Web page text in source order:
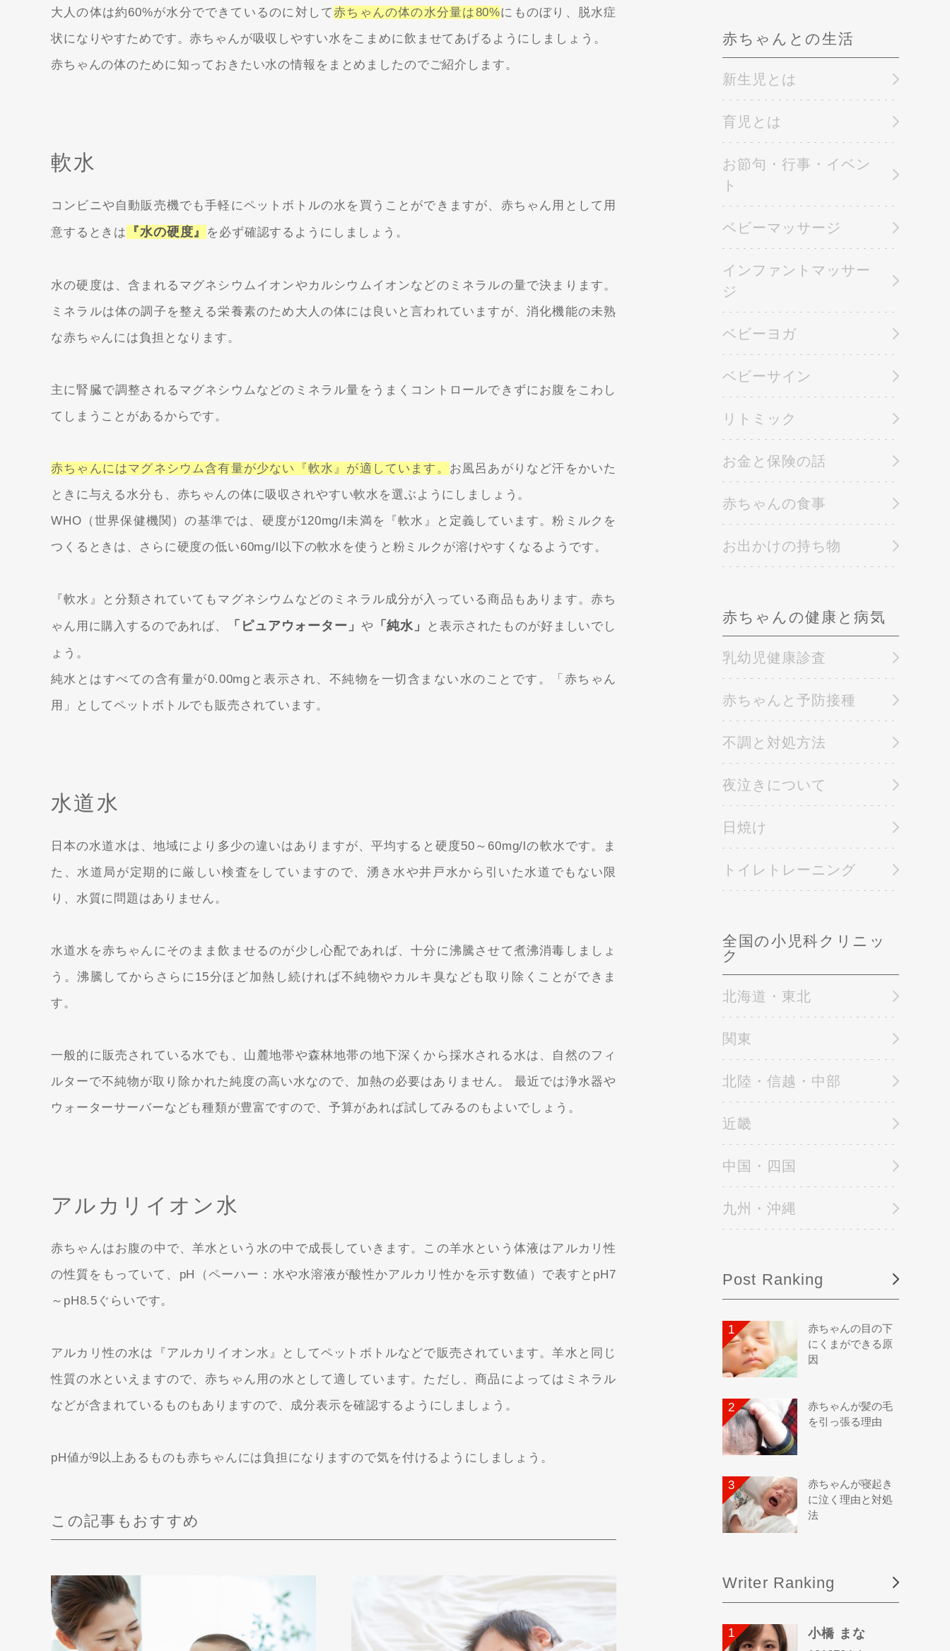
大人の体は約60%が水分でできているのに対して赤ちゃんの体の水分量は80%にものぼり、脱水症
状になりやすためです。赤ちゃんが吸収しやすい水をこまめに飲ませてあげるようにしましょう。
赤ちゃんの体のために知っておきたい水の情報をまとめましたのでご紹介します。
軟水
コンビニや自動販売機でも手軽にペットボトルの水を買うことができますが、赤ちゃん用として用
意するときは
『水の硬度』 を必ず確認するようにしましょう。
水の硬度は、含まれるマグネシウムイオンやカルシウムイオンなどのミネラルの量で決まります。
ミネラルは体の調子を整える栄養素のため大人の体には良いと言われていますが、消化機能の未熟
な赤ちゃんには負担となります。
主に腎臓で調整されるマグネシウムなどのミネラル量をうまくコントロールできずにお腹をこわし
てしまうことがあるからです。
赤ちゃんにはマグネシウム含有量が少ない『軟水』が適しています。 お風呂あがりなど汗をかいた
ときに与える水分も、赤ちゃんの体に吸収されやすい軟水を選ぶようにしましょう。
WHO（世界保健機関）の基準では、硬度が120mg/l未満を『軟水』と定義しています。粉ミルクを
つくるときは、さらに硬度の低い60mg/l以下の軟水を使うと粉ミルクが溶けやすくなるようです。
『軟水』と分類されていてもマグネシウムなどのミネラル成分が入っている商品もあります。赤ち
ゃん用に購入するのであれば、
「ピュアウォーター」 や 「純水」
と表示されたものが好ましいでし
ょう。
純水とはすべての含有量が0.00mgと表示され、不純物を一切含まない水のことです。「赤ちゃん
用」としてペットボトルでも販売されています。
水道水
日本の水道水は、地域により多少の違いはありますが、平均すると硬度50～60mg/lの軟水です。ま
た、水道局が定期的に厳しい検査をしていますので、湧き水や井戸水から引いた水道でもない限
り、水質に問題はありません。
水道水を赤ちゃんにそのまま飲ませるのが少し心配であれば、十分に沸騰させて煮沸消毒しましょ
う。沸騰してからさらに15分ほど加熱し続ければ不純物やカルキ臭なども取り除くことができま
す。
一般的に販売されている水でも、山麓地帯や森林地帯の地下深くから採水される水は、自然のフィ
ルターで不純物が取り除かれた純度の高い水なので、加熱の必要はありません。 最近では浄水器や
ウォーターサーバーなども種類が豊富ですので、予算があれば試してみるのもよいでしょう。
アルカリイオン水
赤ちゃんはお腹の中で、羊水という水の中で成長していきます。この羊水という体液はアルカリ性
の性質をもっていて、pH（ペーハー：水や水溶液が酸性かアルカリ性かを示す数値）で表すとpH7
～pH8.5ぐらいです。
アルカリ性の水は『アルカリイオン水』としてペットボトルなどで販売されています。羊水と同じ
性質の水といえますので、赤ちゃん用の水として適しています。ただし、商品によってはミネラル
などが含まれているものもありますので、成分表示を確認するようにしましょう。
pH値が9以上あるものも赤ちゃんには負担になりますので気を付けるようにしましょう。
この記事もおすすめ
赤ちゃんとの生活
新生児とは
育児とは
お節句・行事・イベン
ト
ベビーマッサージ
インファントマッサー
ジ
ベビーヨガ
ベビーサイン
リトミック
お金と保険の話
赤ちゃんの食事
お出かけの持ち物
赤ちゃんの健康と病気
乳幼児健康診査
赤ちゃんと予防接種
不調と対処方法
夜泣きについて
日焼け
トイレトレーニング
全国の小児科クリニッ
ク
北海道・東北
関東
北陸・信越・中部
近畿
中国・四国
九州・沖縄
Post Ranking
赤ちゃんの目の下
にくまができる原
因
赤ちゃんが髪の毛
を引っ張る理由
赤ちゃんが寝起き
に泣く理由と対処
法
Writer Ranking
小橋 まな